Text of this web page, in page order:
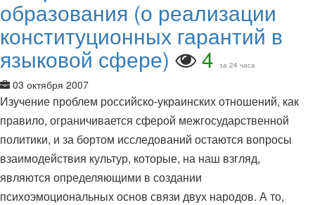
образования (о реализации
конституционных гарантий в
языковой сфере) 4 за 24 часа
03 октября 2007
Изучение проблем российско-украинских отношений, как
правило, ограничивается сферой межгосударственной
политики, и за бортом исследований остаются вопросы
взаимодействия культур, которые, на наш взгляд,
являются определяющими в создании
психоэмоциональных основ связи двух народов. А то,